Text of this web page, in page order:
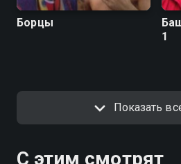
Борцы
1
Показать
С этим смотрят